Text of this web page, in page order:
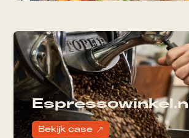
Espressowinkel.nl
Bekijk case &